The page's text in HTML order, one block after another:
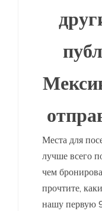
Места для
лучше всего
чем
прочтите,
нашу первую